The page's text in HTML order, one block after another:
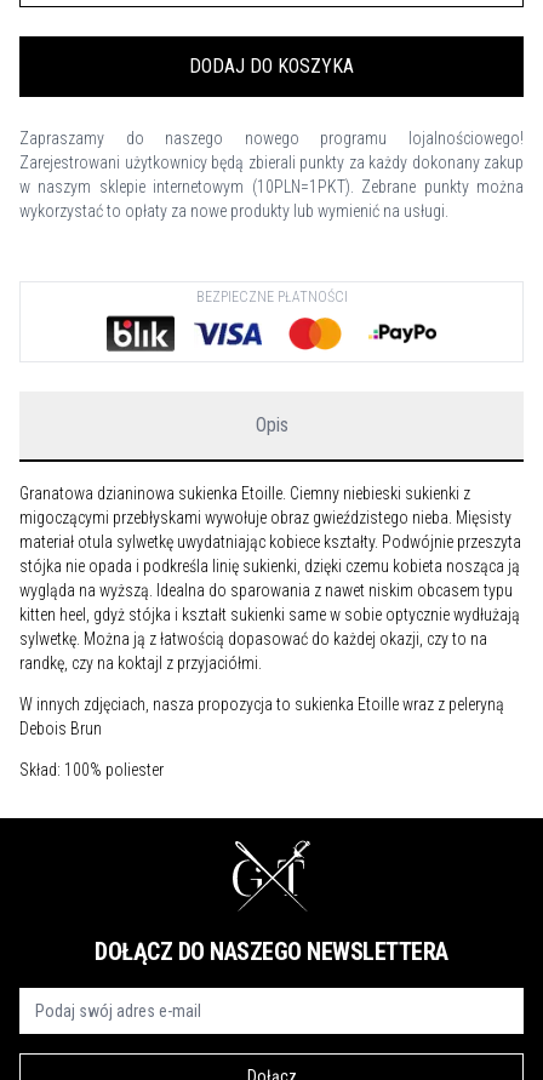
DODAJ DO KOSZYKA
Zapraszamy do naszego nowego programu lojalnościowego!
Zarejestrowani użytkownicy będą zbierali punkty za każdy dokonany zakup
w naszym sklepie internetowym (10PLN=1PKT). Zebrane punkty można
wykorzystać to opłaty za nowe produkty lub wymienić na usługi.
BEZPIECZNE PŁATNOŚCI
Opis
Granatowa dzianinowa sukienka Etoille. Ciemny niebieski sukienki z
migoczącymi przebłyskami wywołuje obraz gwieździstego nieba. Mięsisty
materiał otula sylwetkę uwydatniając kobiece kształty. Podwójnie przeszyta
stójka nie opada i podkreśla linię sukienki, dzięki czemu kobieta nosząca ją
wygląda na wyższą. Idealna do sparowania z nawet niskim obcasem typu
kitten heel, gdyż stójka i kształt sukienki same w sobie optycznie wydłużają
sylwetkę. Można ją z łatwością dopasować do każdej okazji, czy to na
randkę, czy na koktajl z przyjaciółmi.
W innych zdjęciach, nasza propozycja to sukienka Etoille wraz z peleryną
Debois Brun
Skład: 100% poliester
DOŁĄCZ DO NASZEGO NEWSLETTERA